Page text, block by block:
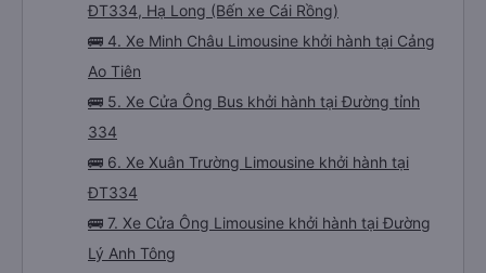
ĐT334, Hạ Long (Bến xe Cái Rồng)
🚌 4. Xe Minh Châu Limousine khởi hành tại Cảng
Ao Tiên
🚌 5. Xe Cửa Ông Bus khởi hành tại Đường tỉnh
334
🚌 6. Xe Xuân Trường Limousine khởi hành tại
ĐT334
🚌 7. Xe Cửa Ông Limousine khởi hành tại Đường
Lý Anh Tông